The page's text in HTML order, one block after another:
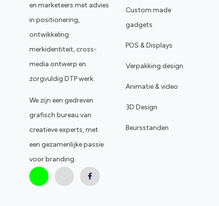
en marketeers met advies
in positionering,
ontwikkeling
merkidentiteit, cross-
media ontwerp en
zorgvuldig DTP werk.
We zijn een gedreven
grafisch bureau van
creatieve experts, met
een gezamenlijke passie
voor branding.
Custom made
gadgets
POS & Displays
Verpakking design
Animatie & video
3D Design
Beursstanden